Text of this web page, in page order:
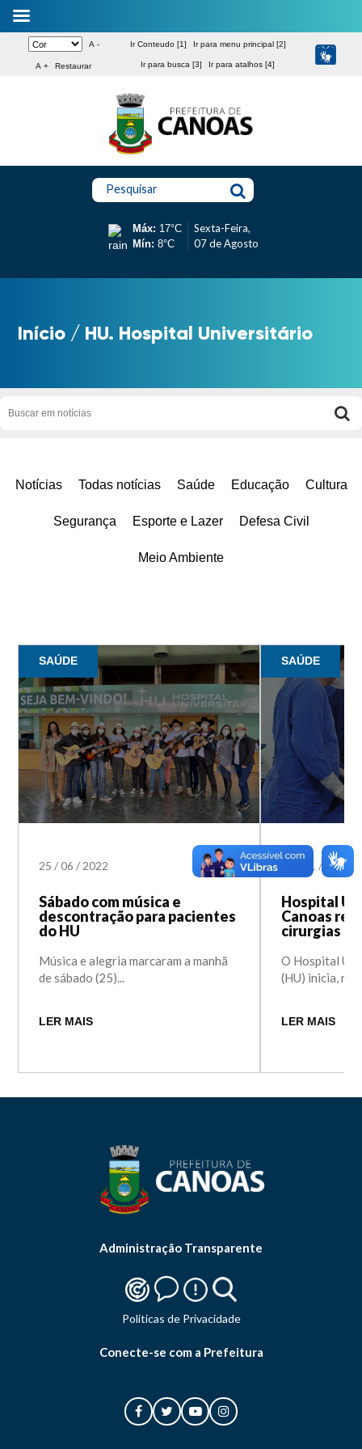
A -
A + Restaurar
Ir Conteudo [1] Ir para menu principal [2]
Ir para busca [3] Ir para atalhos [4]
Pesquisar
Máx: 17°C
Mín: 8°C
Sexta-Feira,
07 de Agosto
Início / HU. Hospital Universitário
Notícias Todas notícias Saúde Educação Cultura
Segurança Esporte e Lazer Defesa Civil
Meio Ambiente
SAÚDE
25 /06 /2022
Sábado com música e
descontração para pacientes
do HU
Música e alegria marcaram a manhã
de sábado (25)...
LER MAIS
SAÚDE
11 / 2021
Hospital
Canoas
cirurgias
O Hospital
(HU) inicia,
LER MAIS
Administração Transparente
Politicas de Privacidade
Conecte-se com a Prefeitura